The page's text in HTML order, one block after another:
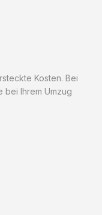
Kosten. Bei
bei Ihrem Umzug